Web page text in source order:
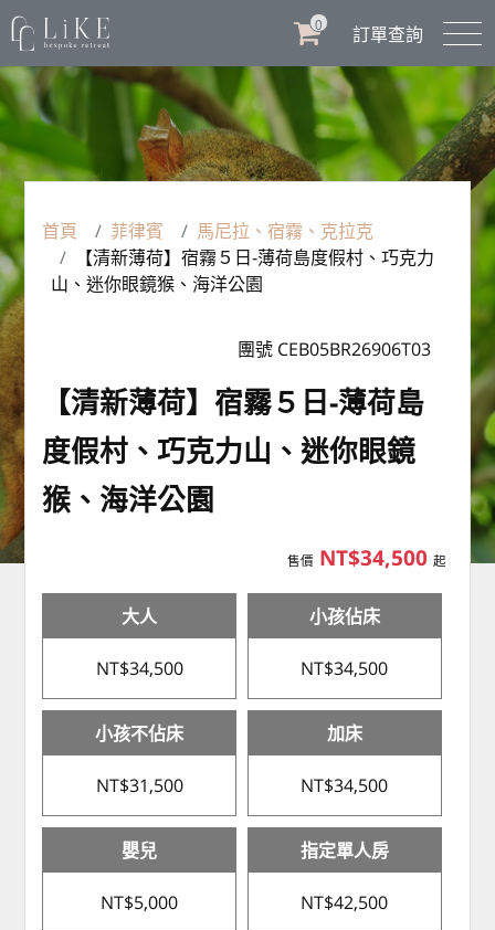
0 訂單查詢
首頁 菲律賓
馬尼拉、宿霧、克拉克
【清新薄荷】宿霧５日-薄荷島度假村、巧克力
山、迷你眼鏡猴、海洋公園
團號 CEB05BR26906T03
【清新薄荷】宿霧５日-薄荷島
度假村、巧克力山、迷你眼鏡
猴、海洋公園
售價 NT$34,500 起
大人
NT$34,500
小孩佔床
NT$34,500
小孩不佔床
NT$31,500
加床
NT$34,500
嬰兒
NT$5,000
指定單人房
NT$42,500